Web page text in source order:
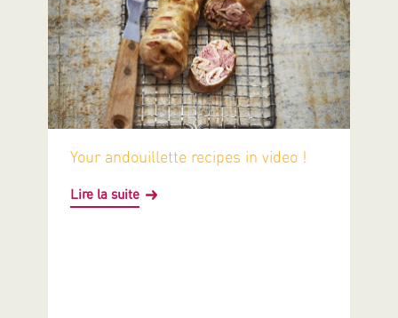
Your andouillette recipes in video !
Lire la suite